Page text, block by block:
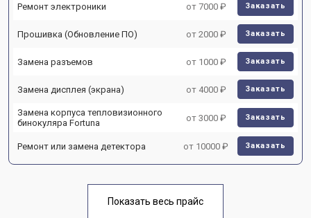
Ремонт электроники от 7000 ₽ Заказать
Прошивка (Обновление ПО) от 2000 ₽ Заказать
Замена разъемов от 1000 ₽ Заказать
Замена дисплея (экрана) от 4000 ₽ Заказать
Замена корпуса тепловизионного
бинокуляра Fortuna
от 3000 ₽ Заказать
Ремонт или замена детектора от 10000 ₽ Заказать
Показать весь прайс